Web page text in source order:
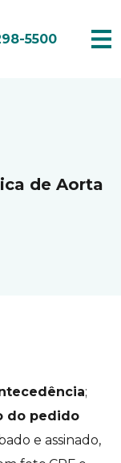
5500
de Aorta
;
do pedido
e assinado,